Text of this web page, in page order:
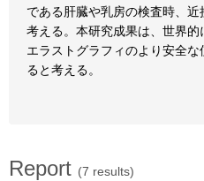
である肝臓や乳房の検査時、
考える。本研究成果は、世界
エラストグラフィのより安全
ると考える。
Report (7 results)